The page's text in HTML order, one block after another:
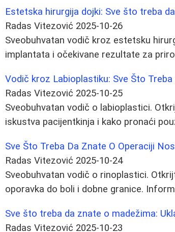
Estetska hirurgija dojki: Sve što treba
Radas Vitezović 2025-10-26
Sveobuhvatan vodič kroz estetsku
implantata i očekivane rezultate za
Vodič kroz Labioplastiku: Sve Što Treba
Radas Vitezović 2025-10-25
Sveobuhvatan vodič o labioplastici.
iskustva pacijentkinja i kako pronaći
Sve Što Treba Da Znate O Operaciji
Radas Vitezović 2025-10-24
Sveobuhvatan vodič o rinoplastici.
oporavka do boli i dobne granice.
Sve što treba da znate o madežima:
Radas Vitezović 2025-10-23